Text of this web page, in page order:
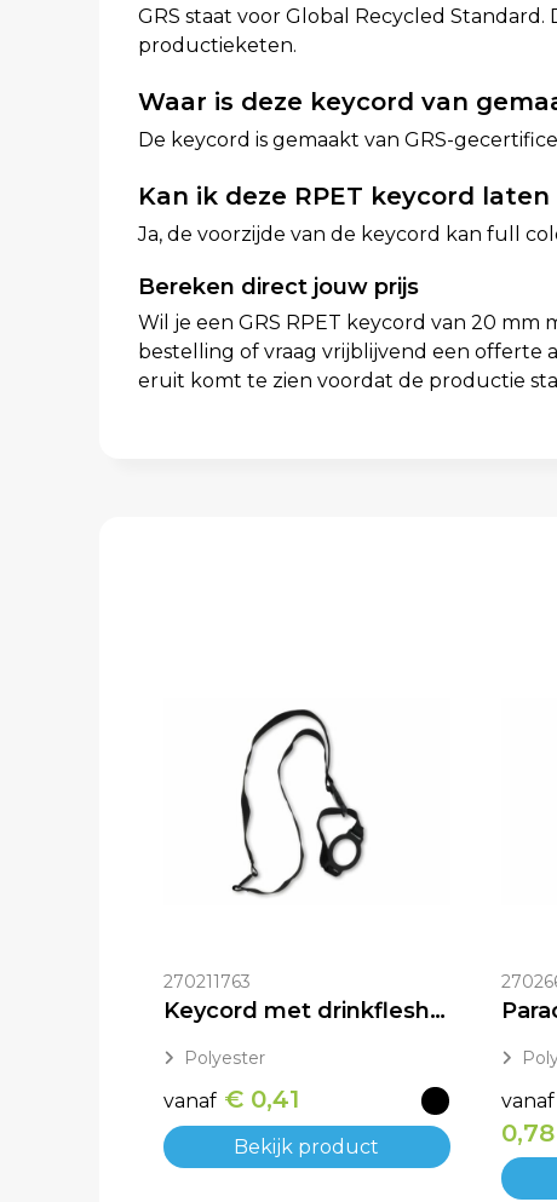
GRS staat voor Global Recycled
productieketen.
Waar is deze keycord van
De keycord is gemaakt van GRS-
Kan ik deze RPET keycord
Ja, de voorzijde van de keycord kan full
Bereken direct jouw prijs
Wil je een GRS RPET keycord van 20
bestelling of vraag vrijblijvend een offerte
eruit komt te zien voordat de productie
270211763
Keycord met drinkfleshouder bedrukken
Polyester
vanaf € 0,41
Bekijk product
vanaf
0,78